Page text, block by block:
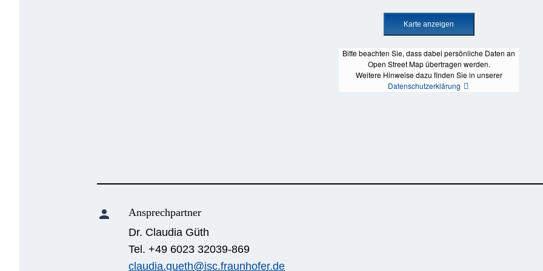
Bitte beachten Sie, dass dabei persönliche Daten an
Open Street Map übertragen werden.
Weitere Hinweise dazu finden Sie in unserer
Datenschutzerklärung
person
Ansprechpartner
Dr. Claudia Güth
Tel. +49 6023 32039-869
claudia.gueth@isc.fraunhofer.de